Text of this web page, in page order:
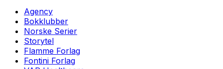
Agency
Bokklubber
Norske Serier
Storytel
Flamme Forlag
Fontini Forlag